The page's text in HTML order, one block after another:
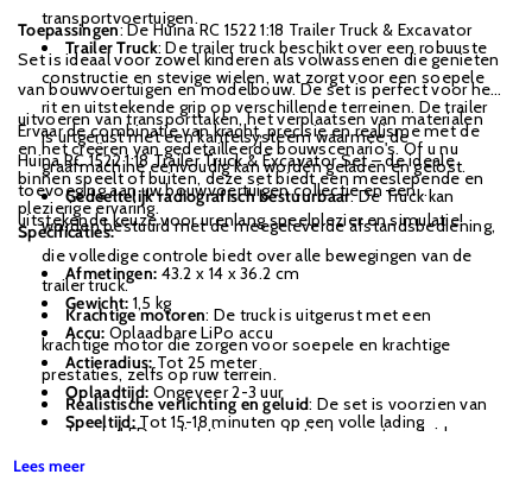
transportvoertuigen.
Trailer Truck: De trailer truck beschikt over een robuuste
constructie en stevige wielen, wat zorgt voor een soepele
rit en uitstekende grip op verschillende terreinen. De trailer
is uitgerust met een kantelsysteem waarmee de
graafmachine eenvoudig kan worden geladen en gelost.
Gedeeltelijk radiografisch bestuurbaar: De Truck kan
worden bestuurd met de meegeleverde afstandsbediening,
die volledige controle biedt over alle bewegingen van de
trailer truck.
Krachtige motoren: De truck is uitgerust met een
krachtige motor die zorgen voor soepele en krachtige
prestaties, zelfs op ruw terrein.
Realistische verlichting en geluid: De set is voorzien van
werkende LED-verlichting en realistische motorgeluiden,
wat bijdraagt aan de authenticiteit van het model en de
Toepassingen: De Huina RC 1522 1:18 Trailer Truck & Excavator
Set is ideaal voor zowel kinderen als volwassenen die genieten
van bouwvoertuigen en modelbouw. De set is perfect voor het
uitvoeren van transporttaken, het verplaatsen van materialen
en het creëren van gedetailleerde bouwscenario's. Of u nu
binnen speelt of buiten, deze set biedt een meeslepende en
plezierige ervaring.
Ervaar de combinatie van kracht, precisie en realisme met de
Huina RC 1522 1:18 Trailer Truck & Excavator Set – de ideale
toevoeging aan uw bouwvoertuigen collectie en een
uitstekende keuze voor urenlang speelplezier en simulatie!
Specificaties:
Afmetingen: 43.2 x 14 x 36.2 cm
Gewicht: 1,5 kg
Accu: Oplaadbare LiPo accu
Actieradius:Tot 25 meter
Oplaadtijd: Ongeveer 2-3 uur
Speeltijd: Tot 15-18 minuten op een volle lading
Lees meer